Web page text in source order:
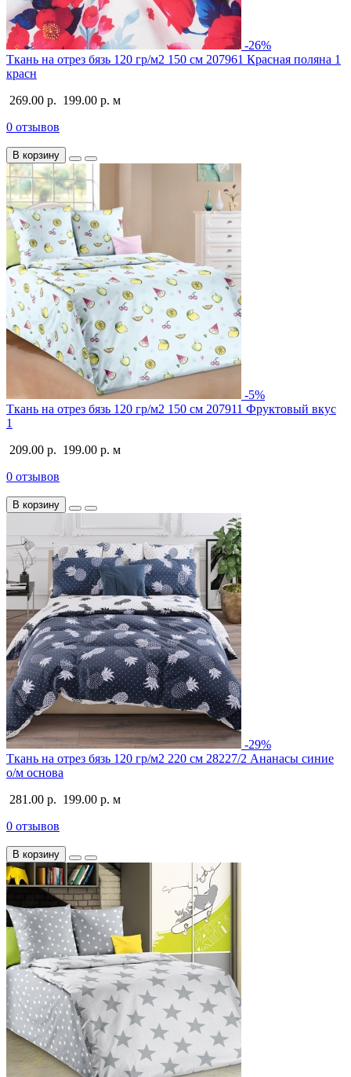
-26%
Ткань на отрез бязь 120 гр/м2 150 см 207961 Красная поляна 1
красн
269.00 р. 199.00 р. м
0 отзывов
В корзину
-5%
Ткань на отрез бязь 120 гр/м2 150 см 207911 Фруктовый вкус
1
209.00 р. 199.00 р. м
0 отзывов
В корзину
-29%
Ткань на отрез бязь 120 гр/м2 220 см 28227/2 Ананасы синие
о/м основа
281.00 р. 199.00 р. м
0 отзывов
В корзину